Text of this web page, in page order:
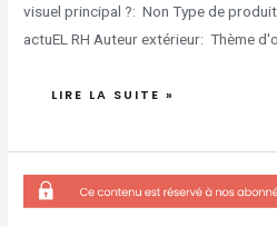
visuel principal ?: Non Type de
actuEL RH Auteur extérieur: Thème
LIRE LA SUITE »
LE
TAUX
DE
LA